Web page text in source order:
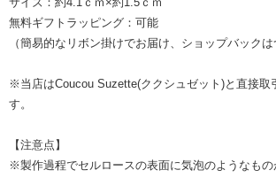
無料ギフトラッピング：可能
（簡易的なリボン掛けでお届け、ショップバックは
※当店はCoucou Suzette(ククシュゼット)と直接取
す。
【注意点】
※製作過程でセルロースの表面に気泡のようなも